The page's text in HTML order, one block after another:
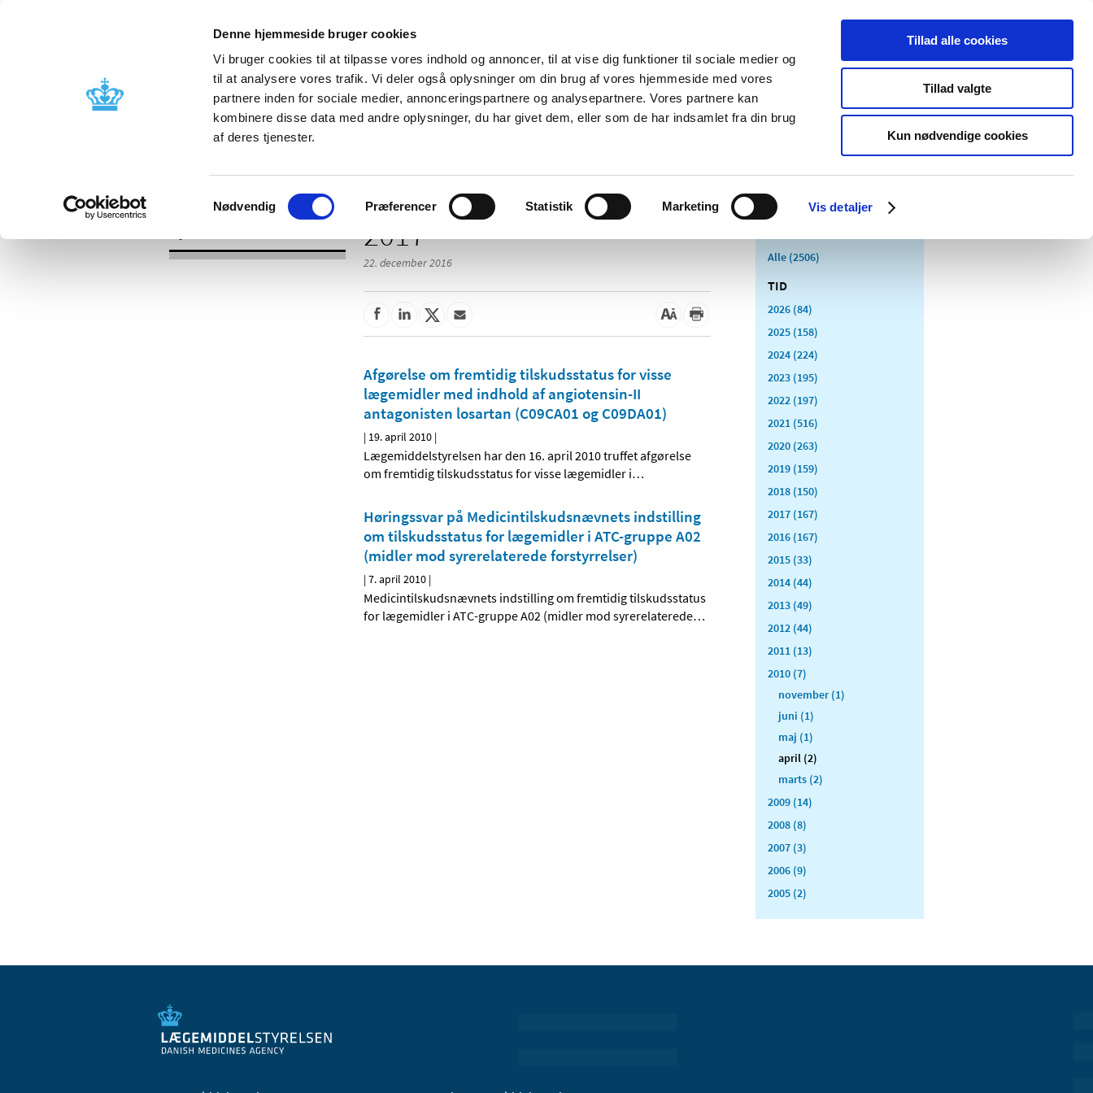
Denne hjemmeside bruger cookies
Vi bruger cookies til at tilpasse vores indhold og annoncer, til at vise dig funktioner til sociale medier og
til at analysere vores trafik. Vi deler også oplysninger om din brug af vores hjemmeside med vores
partnere inden for sociale medier, annonceringspartnere og analysepartnere. Vores partnere kan
kombinere disse data med andre oplysninger, du har givet dem, eller som de har indsamlet fra din brug
af deres tjenester.
Samtykkevalg
Nødvendig Præferencer Statistik Marketing Vis detaljer
Tillad alle cookies
Tillad valgte
Kun nødvendige cookies
Nyheder Om os Kontakt Udgivelser
Godkendelse og
Bivirkninger og
produktinformation
Tilskud og
Apoteker og salg af
Medicinsk
Særlige
produktområder
2017
22. december 2016
Afgørelse om fremtidig tilskudsstatus for visse
lægemidler med indhold af angiotensin-II
antagonisten losartan (C09CA01 og C09DA01)
| 19. april 2010 |
Lægemiddelstyrelsen har den 16. april 2010 truffet afgørelse
om fremtidig tilskudsstatus for visse lægemidler i…
Høringssvar på Medicintilskudsnævnets indstilling
om tilskudsstatus for lægemidler i ATC-gruppe A02
(midler mod syrerelaterede forstyrrelser)
|7. april 2010 |
Medicintilskudsnævnets indstilling om fremtidig tilskudsstatus
for lægemidler i ATC-gruppe A02 (midler mod syrerelaterede…
Alle (2506)
TID
2026 (84)
2025 (158)
2024 (224)
2023 (195)
2022 (197)
2021 (516)
2020 (263)
2019 (159)
2018 (150)
2017 (167)
2016 (167)
2015 (33)
2014 (44)
2013 (49)
2012 (44)
2011 (13)
2010 (7)
november (1)
juni (1)
maj (1)
april (2)
marts (2)
2009 (14)
2008 (8)
2007 (3)
2006 (9)
2005 (2)